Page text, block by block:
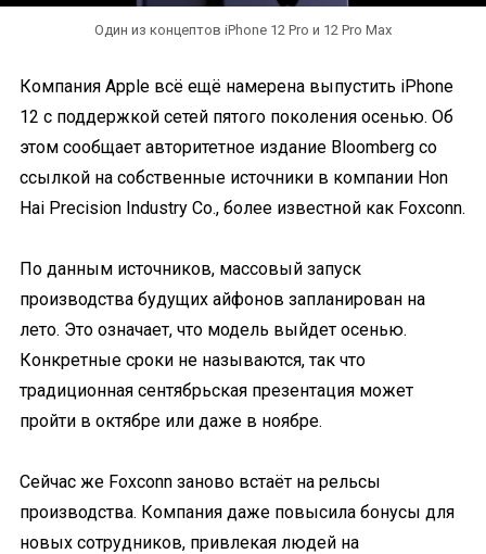
Один из концептов iPhone 12 Pro и 12 Pro Max
Компания Apple всё ещё намерена выпустить iPhone
12 с поддержкой сетей пятого поколения осенью. Об
этом сообщает авторитетное издание Bloomberg со
ссылкой на собственные источники в компании Hon
Hai Precision Industry Co., более известной как Foxconn.
По данным источников, массовый запуск
производства будущих айфонов запланирован на
лето. Это означает, что модель выйдет осенью.
Конкретные сроки не называются, так что
традиционная сентябрьская презентация может
пройти в октябре или даже в ноябре.
Сейчас же Foxconn заново встаёт на рельсы
производства. Компания даже повысила бонусы для
новых сотрудников, привлекая людей на